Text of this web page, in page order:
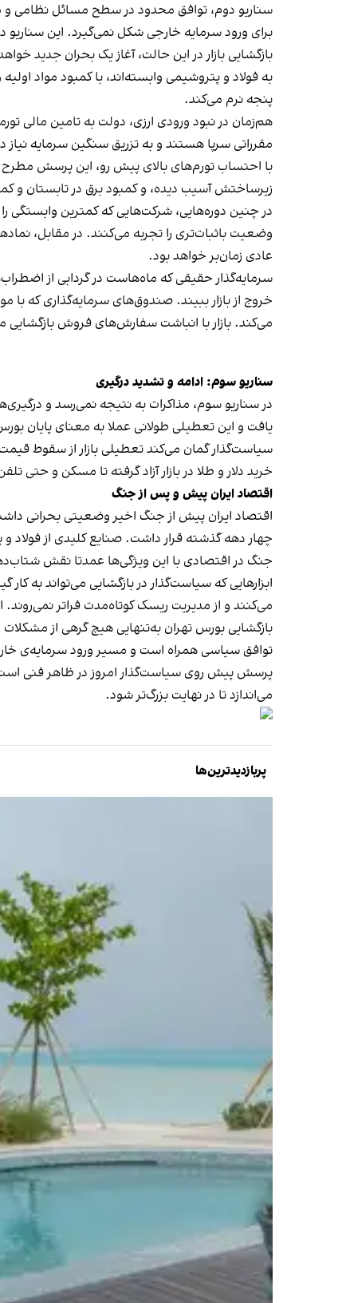
سناریو دوم، توافق محدود در سطح مسائل نظامی
برای ورود سرمایه‌ خارجی شکل نمی‌گیرد. این
بازگشایی بازار در این حالت، آغاز یک بحران جدید
به فولاد و پتروشیمی وابسته‌اند، با کمبود مواد
پنجه نرم می‌کند.
هم‌زمان در نبود ورودی ارزی، دولت به تامین مالی
مقرراتی سرپا هستند و به تزریق سنگین سرمایه نیاز
با احتساب تورم‌های بالای پیش رو، این پرسش مطرح
زیرساختش آسیب دیده، و کمبود برق در تابستان و
در چنین دوره‌هایی، شرکت‌هایی که کمترین وابستگی
وضعیت باثبات‌تری را تجربه می‌کنند. در مقابل،
عادی زمان‌بر خواهد بود.
سرمایه‌گذار حقیقی که ماه‌هاست در گردابی از
خروج از بازار ببیند. صندوق‌های سرمایه‌گذاری که
می‌کند. بازار با انباشت سفارش‌های فروش بازگشایی
سناریو سوم: ادامه و تشدید درگیری
در سناریو سوم، مذاکرات به نتیجه نمی‌رسد و
یافت و این تعطیلی طولانی عملا به معنای پایان
سیاست‌گذار گمان می‌کند تعطیلی بازار از سقوط
خرید دلار و طلا در بازار آزاد گرفته تا مسکن و حتی
اقتصاد ایران پیش و پس از جنگ
اقتصاد ایران پیش از جنگ اخیر وضعیتی بحرانی
چهار دهه‌ گذشته قرار داشت. صنایع کلیدی از فولاد و
جنگ در اقتصادی با این ویژگی‌ها عمدتا نقش
ابزارهایی که سیاست‌گذار در بازگشایی می‌تواند به
می‌کنند و از مدیریت ریسک کوتاه‌مدت فراتر
بازگشایی بورس تهران به‌تنهایی هیچ گرهی از
توافق سیاسی همراه است و مسیر ورود سرمایه‌ی
پرسش پیش روی سیاست‌گذار امروز در ظاهر فنی است و
می‌اندازد تا در نهایت بزرگ‌تر شود.
پربازدیدترین‌ها